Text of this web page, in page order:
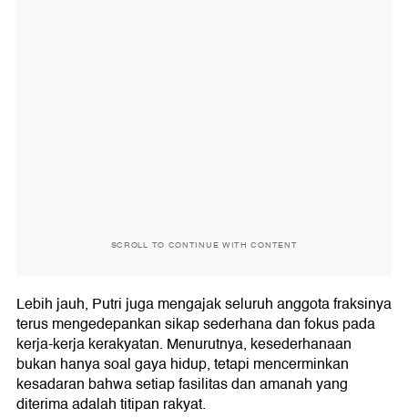
SCROLL TO CONTINUE WITH CONTENT
Lebih jauh, Putri juga mengajak seluruh anggota fraksinya
terus mengedepankan sikap sederhana dan fokus pada
kerja-kerja kerakyatan. Menurutnya, kesederhanaan
bukan hanya soal gaya hidup, tetapi mencerminkan
kesadaran bahwa setiap fasilitas dan amanah yang
diterima adalah titipan rakyat.